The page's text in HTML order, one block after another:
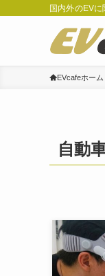
国内外のEVに
EVcafeホーム
自動